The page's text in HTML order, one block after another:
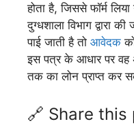
होता है, जिससे फॉर्म
दुग्धशाला विभाग द्वारा
पाई जाती है तो आवेदक
इस पत्र के आधार पर
तक का लोन प्राप्त कर
🔗 Share this